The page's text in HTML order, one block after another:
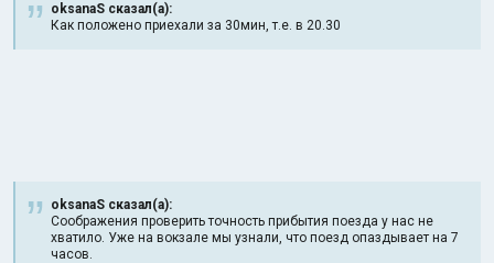
oksanaS сказал(а):
Как положено приехали за 30мин, т.е. в 20.30
oksanaS сказал(а):
Соображения проверить точность прибытия поезда у нас не
хватило. Уже на вокзале мы узнали, что поезд опаздывает на 7
часов.